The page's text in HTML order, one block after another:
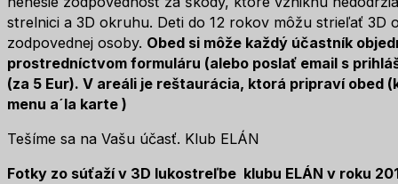
strelnici a 3D okruhu. Deti do 12 rokov môžu strieľať 3D
zodpovednej osoby. Obed si môže každý účastník
prostredníctvom formuláru (alebo poslať email s
(za 5 Eur). V areáli je reštaurácia, ktorá pripraví obed
menu a´la karte )
Tešíme sa na Vašu účasť. Klub ELÁN
Fotky zo súťaží v 3D lukostreľbe klubu ELÁN v roku